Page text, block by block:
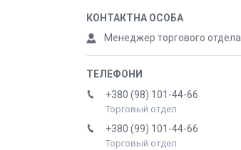
Менеджер торгового отдела
+380 (98) 101-44-66
Торговый отдел
+380 (99) 101-44-66
Торговый отдел